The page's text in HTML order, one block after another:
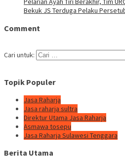
Bekuk JS Terduga Pelaku
Comment
Cari untuk:
Topik Populer
Jasa Raharja
Jasa raharja sultra
Direktur Utama Jasa Raharja
Asmawa tosepu
Jasa Raharja Sulawesi Tenggara
Berita Utama